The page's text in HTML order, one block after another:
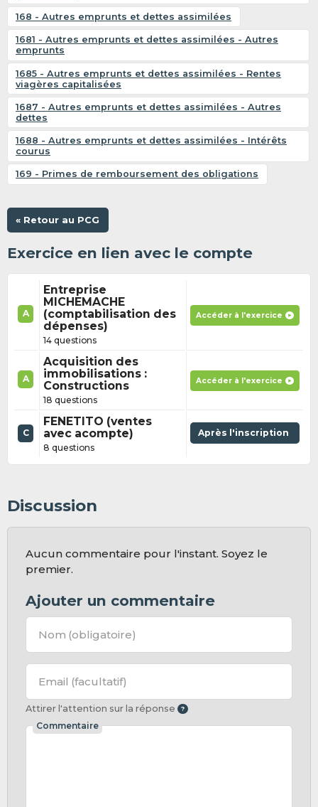
168 - Autres emprunts et dettes assimilées
1681 - Autres emprunts et dettes assimilées - Autres
emprunts
1685 - Autres emprunts et dettes assimilées - Rentes
viagères capitalisées
1687 - Autres emprunts et dettes assimilées - Autres
dettes
1688 - Autres emprunts et dettes assimilées - Intérêts
courus
169 - Primes de remboursement des obligations
« Retour au PCG
Exercice en lien avec le compte
A
Entreprise
MICHEMACHE
(comptabilisation des
dépenses)
14 questions
Accéder à l'exercice
A
Acquisition des
immobilisations :
Constructions
18 questions
Accéder à l'exercice
C
FENETITO (ventes
avec acompte)
8 questions
Après l'inscription
Discussion
Aucun commentaire pour l'instant. Soyez le
premier.
Ajouter un commentaire
Nom (obligatoire)
Email (facultatif)
Attirer l'attention sur la réponse
Commentaire